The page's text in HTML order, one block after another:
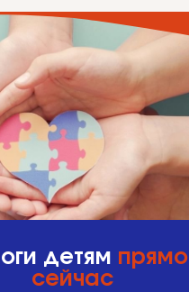
детям прямо
сейчас